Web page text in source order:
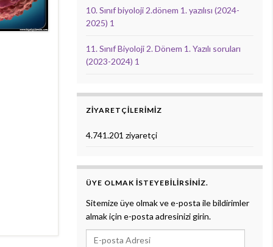
10. Sınıf biyoloji 2.dönem 1. yazılısı (2024-
2025) 1
11. Sınıf Biyoloji 2. Dönem 1. Yazılı soruları
(2023-2024) 1
ZIYARETÇILERIMIZ
4.741.201 ziyaretçi
ÜYE OLMAK ISTEYEBILIRSINIZ.
Sitemize üye olmak ve e-posta ile bildirimler
almak için e-posta adresinizi girin.
E-posta Adresi